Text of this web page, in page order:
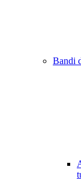
Bandi